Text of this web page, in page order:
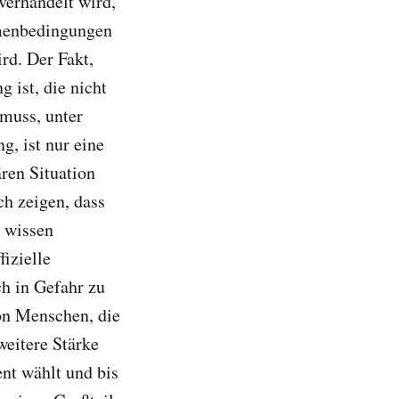
Der Fakt,
ist, die nicht
unter
ist nur eine
Situation
zeigen, dass
in Gefahr zu
Menschen, die
Stärke
wählt und bis